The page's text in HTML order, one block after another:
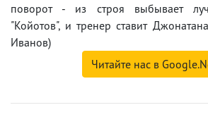
поворот - из строя выбывает
"Койотов", и тренер ставит
Иванов)
Читайте нас в